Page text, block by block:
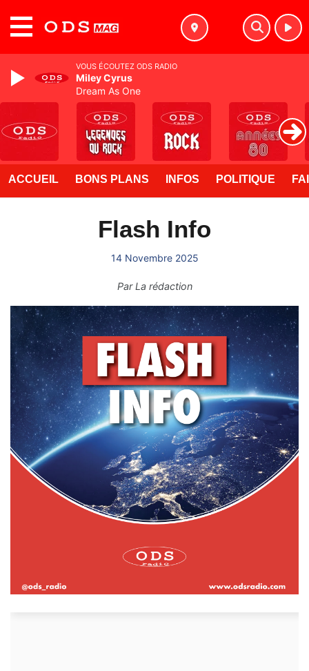
ACCUEIL BONS PLANS INFOS POLITIQUE
Flash Info
14 Novembre 2025
ParLa rédaction
VOUS ÉCOUTEZ ODS RADIO
Miley Cyrus
Dream As One